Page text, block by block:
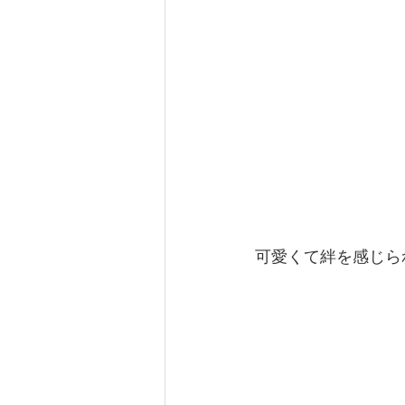
可愛くて絆を感じ